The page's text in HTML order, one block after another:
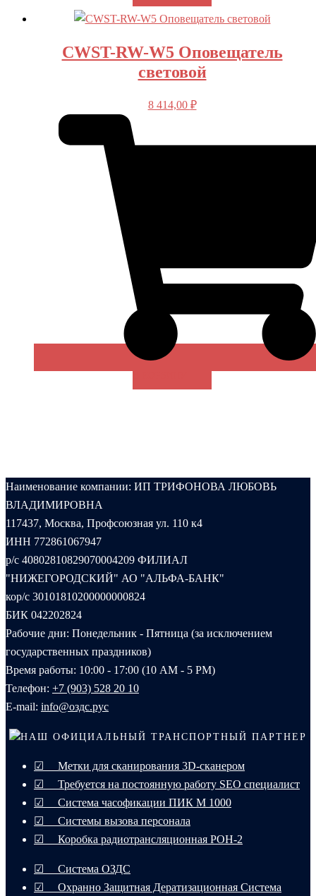
CWST-RW-W5 Оповещатель
световой
8 414,00 ₽
Наименование компании: ИП ТРИФОНОВА ЛЮБОВЬ
ВЛАДИМИРОВНА
117437, Москва, Профсоюзная ул. 110 к4
ИНН 772861067947
р/с 40802810829070004209 ФИЛИАЛ
"НИЖЕГОРОДСКИЙ" АО "АЛЬФА-БАНК"
кор/с 30101810200000000824
БИК 042202824
Рабочие дни: Понедельник - Пятница (за исключением
государственных праздников)
Время работы: 10:00 - 17:00 (10 AM - 5 PM)
Телефон: +7 (903) 528 20 10‬
E-mail: info@оздс.рус
НАШ ОФИЦИАЛЬНЫЙ ТРАНСПОРТНЫЙ ПАРТНЕР
☑ Метки для сканирования 3D-сканером
☑ Требуется на постоянную работу SEO специалист
☑ Система часофикации ПИК М 1000
☑ Системы вызова персонала
☑ Коробка радиотрансляционная РОН-2
☑ Система ОЗДС
☑ Охранно Защитная Дератизационная Система